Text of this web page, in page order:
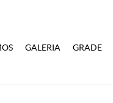
GALERIA GRADE